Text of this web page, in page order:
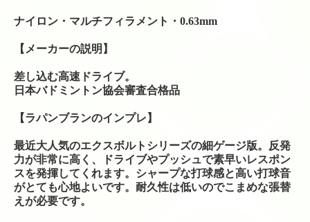
ナイロン・マルチフィラメント・0.63mm
【メーカーの説明】
差し込む高速ドライブ。
日本バドミントン協会審査合格品
【ラパンブランのインプレ】
最近大人気のエクスボルトシリーズの細ゲージ版。反発
力が非常に高く、ドライブやプッシュで素早いレスポン
スを発揮してくれます。シャープな打球感と高い打球音
がとても心地よいです。耐久性は低いのでこまめな張替
えが必要です。
硬式ナイロンガット
硬式ポリガット
ソフトテニスガット
バドミントンガット
シューズ
シダス・インソール
グリップテープ